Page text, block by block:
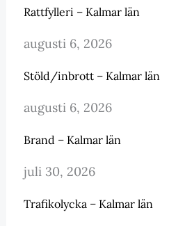
Rattfylleri – Kalmar län
augusti 6, 2026
Stöld/inbrott – Kalmar län
augusti 6, 2026
Brand – Kalmar län
juli 30, 2026
Trafikolycka – Kalmar län